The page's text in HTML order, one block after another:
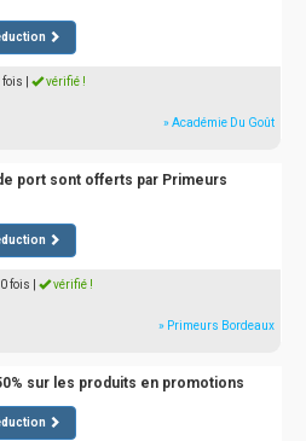
fois vérifié !
» Académie Du Goût
port sont offerts par Primeurs
fois vérifié !
» Primeurs Bordeaux
sur les produits en promotions